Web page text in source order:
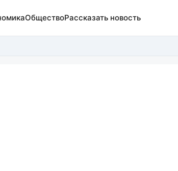
ОбществоРассказать новость